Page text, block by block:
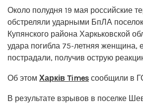
Около полудня 19 мая российские
обстреляли ударными БпЛА
Купянского района Харкьковской
удара погибла 75-летняя женщина,
пострадали, получив острую
Об этом Харків Times сообщили в
В результате взрывов в поселке